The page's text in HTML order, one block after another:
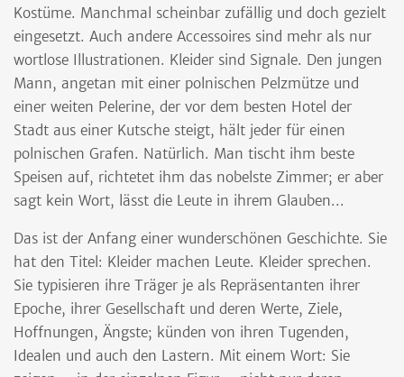
Kostüme. Manchmal scheinbar zufällig und doch gezielt
eingesetzt. Auch andere Accessoires sind mehr als nur
wortlose Illustrationen. Kleider sind Signale. Den jungen
Mann, angetan mit einer polnischen Pelzmütze und
einer weiten Pelerine, der vor dem besten Hotel der
Stadt aus einer Kutsche steigt, hält jeder für einen
polnischen Grafen. Natürlich. Man tischt ihm beste
Speisen auf, richtetet ihm das nobelste Zimmer; er aber
sagt kein Wort, lässt die Leute in ihrem Glauben...
Das ist der Anfang einer wunderschönen Geschichte. Sie
hat den Titel: Kleider machen Leute. Kleider sprechen.
Sie typisieren ihre Träger je als Repräsentanten ihrer
Epoche, ihrer Gesellschaft und deren Werte, Ziele,
Hoffnungen, Ängste; künden von ihren Tugenden,
Idealen und auch den Lastern. Mit einem Wort: Sie